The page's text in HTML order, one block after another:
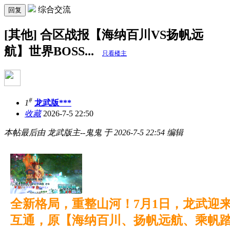
回复 综合交流
[其他] 合区战报【海纳百川VS扬帆远
航】世界BOSS...
只看楼主
1# 龙武版***
收藏2026-7-5 22:50
本帖最后由 龙武版主--鬼鬼 于 2026-7-5 22:54 编辑
全新格局，重整山河！7月1日，龙武迎
互通，原【海纳百川、扬帆远航、乘帆